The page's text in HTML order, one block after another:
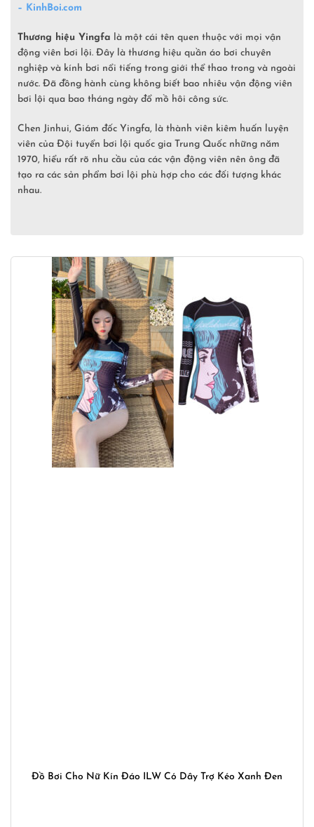
– KinhBoi.com
Thương hiệu Yingfa là một cái tên quen thuộc với mọi vận
động viên bơi lội. Đây là thương hiệu quần áo bơi chuyên
nghiệp và kính bơi nổi tiếng trong giới thể thao trong và ngoài
nước. Đã đồng hành cùng không biết bao nhiêu vận động viên
bơi lội qua bao tháng ngày đổ mồ hôi công sức.
Chen Jinhui, Giám đốc Yingfa, là thành viên kiêm huấn luyện
viên của Đội tuyển bơi lội quốc gia Trung Quốc những năm
1970, hiểu rất rõ nhu cầu của các vận động viên nên ông đã
tạo ra các sản phẩm bơi lội phù hợp cho các đối tượng khác
nhau.
Đồ Bơi Cho Nữ Kín Đáo ILW Có Dây Trợ Kéo Xanh Đen